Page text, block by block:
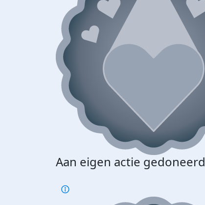
Aan eigen actie gedoneerd